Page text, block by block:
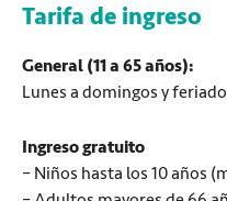
Tarifa de ingreso
General (11 a 65 años):
Lunes a domingos y
Ingreso gratuito
– Niños hasta los 10 años